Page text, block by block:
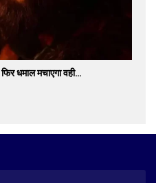
धमाल मचाएगा वही…